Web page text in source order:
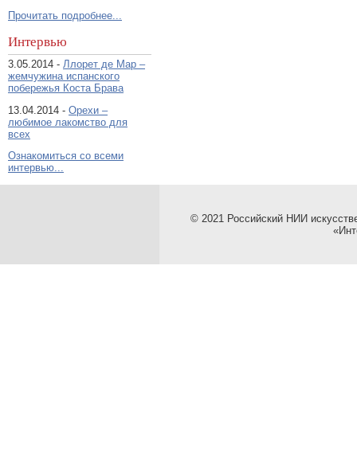
Прочитать подробнее...
Интервью
3.05.2014 - Ллорет де Мар –
жемчужина испанского
побережья Коста Брава
13.04.2014 - Орехи –
любимое лакомство для
всех
Ознакомиться со всеми
интервью...
© 2021 Российский НИИ